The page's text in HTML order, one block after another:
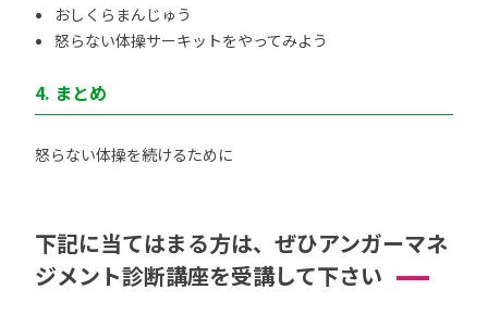
おしくらまんじゅう
怒らない体操サーキットをやってみよう
4. まとめ
怒らない体操を続けるために
下記に当てはまる方は、ぜひアンガーマネ
ジメント診断講座を受講して下さい